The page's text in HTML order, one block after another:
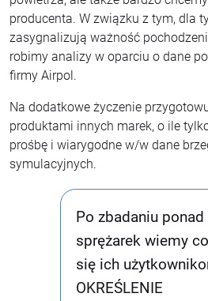
producenta. W związku z tym, dla
zasygnalizują ważność
robimy analizy w oparciu o dane
firmy Airpol.
Na dodatkowe życzenie
produktami innych marek, o ile
prośbę i wiarygodne w/w dane
symulacyjnych.
Po zbadaniu
sprężarek wiemy
się ich
OKREŚLENIE